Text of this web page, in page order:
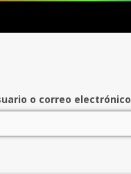
o correo electrónico